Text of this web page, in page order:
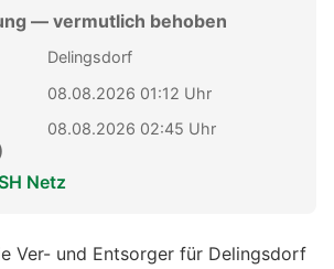
— vermutlich behoben
Delingsdorf
08.08.2026 01:12 Uhr
08.08.2026 02:45 Uhr
Netz
Ver- und Entsorger für Delingsdorf